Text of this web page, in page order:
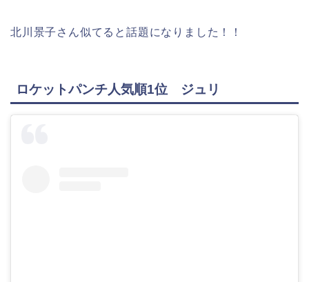
北川景子さん似てると話題になりました！！
ロケットパンチ人気順1位 ジュリ